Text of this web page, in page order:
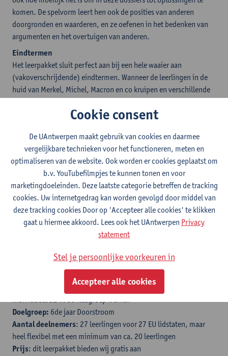
komen. De spelvorm leert hen ook de posities van anderen
doorgronden en waarderen, en ze oefenen in het bedenken van
argumenten en het overtuigen van anderen.
Eindtermen
Het leerpakket sluit perfect aan bij een hele waaier aan
(vakoverschrijdende) eindtermen. Wanneer de leerlingen in de
huid van Merkel, Michel, Macron en co kruipen en verschillende
onderhandelingen afhandelen leren ze:
zich mondeling duidelijk te uiten
verschillende argumentaties tegen elkaar af te wegen
inzicht te krijgen in hoe de mondialisering voordelen,
problemen en conflicten met zich meebrengt
ingenomen standpunten te confronteren met conflicterende
gegevens
Meer weten? Volledige lijst metaansluitende eindtermen
sterk interactief spel waarbij leerlingen zowel
individueel als in de klasgroep werken
Doelgroep: 6de jaar Doorstroom
Aantal deelnemers: 27 leerlingen voor 27 EU lidstaten, maar
heel flexibel met een minimum van ca. 20 leerlingen
Prijs: dit leerpakket bieden wij gratis aan
Cookie consent
De UAntwerpen maakt gebruik van cookies en daarmee
vergelijkbare technieken voor het functioneren, meten en
optimaliseren van de website. Ook worden er cookies geplaatst om
b.v. YouTubefilmpjes te kunnen tonen en voor
marketingdoeleinden. Deze laatste categorie betreffen de tracking
cookies. Uw internetgedrag kan worden gevolgd door middel van
deze tracking cookies Door op 'Accepteer alle cookies' te klikken
gaat u hiermee akkoord. Lees ook het UAntwerpen Privacy
statement
Stel je persoonlijke voorkeuren in
Accepteer alle cookies